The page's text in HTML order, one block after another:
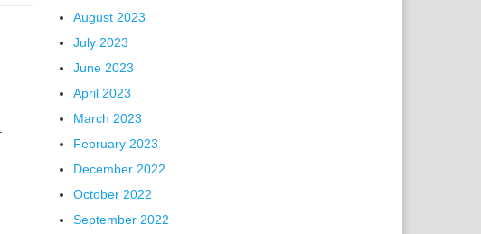
August 2023
July 2023
June 2023
April 2023
March 2023
February 2023
December 2022
October 2022
September 2022